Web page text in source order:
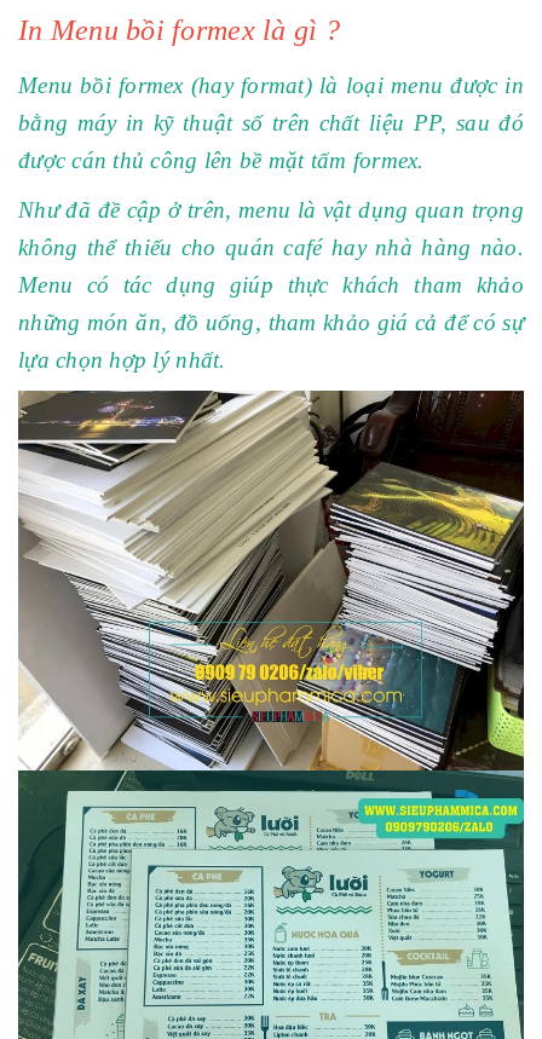
In Menu bồi formex là gì ?
Menu bồi formex (hay format) là loại menu được in
bằng máy in kỹ thuật số trên chất liệu PP, sau đó
được cán thủ công lên bề mặt tấm formex.
Như đã đề cập ở trên, menu là vật dụng quan trọng
không thể thiếu cho quán café hay nhà hàng nào.
Menu có tác dụng giúp thực khách tham khảo
những món ăn, đồ uống, tham khảo giá cả để có sự
lựa chọn hợp lý nhất.